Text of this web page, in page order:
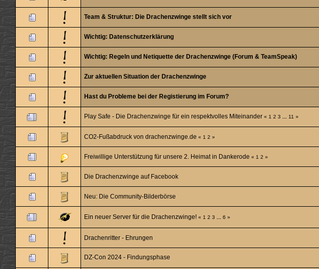
Team & Struktur: Die Drachenzwinge stellt sich vor
Wichtig: Datenschutzerklärung
Wichtig: Regeln und Netiquette der Drachenzwinge (Forum & TeamSpeak)
Zur aktuellen Situation der Drachenzwinge
Hast du Probleme bei der Registierung im Forum?
Play Safe - Die Drachenzwinge für ein respektvolles Miteinander « 1 2 3 11 »
CO2-Fußabdruck von drachenzwinge.de « 1 2 »
Freiwillige Unterstützung für unsere 2. Heimat in Dankerode « 1 2 »
Die Drachenzwinge auf Facebook
Neu: Die Community-Bilderbörse
Ein neuer Server für die Drachenzwinge! « 1 2 3 6 »
Drachenritter - Ehrungen
DZ-Con 2024 - Findungsphase